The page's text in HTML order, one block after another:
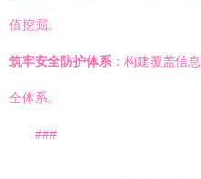
值挖掘。
筑牢安全防护体系 ：构建覆盖信
全体系。
###